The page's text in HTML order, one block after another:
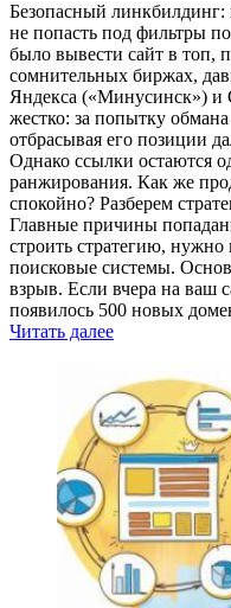
Безопасный
не попасть под фильтры
было вывести сайт в топ,
сомнительных биржах,
Яндекса («Минусинск») и
жестко: за попытку
отбрасывая его позиции
Однако ссылки остаются
ранжирования. Как же
спокойно? Разберем
Главные причины
строить стратегию,
поисковые системы.
взрыв. Если вчера на ваш
появилось 500 новых
Читать далее